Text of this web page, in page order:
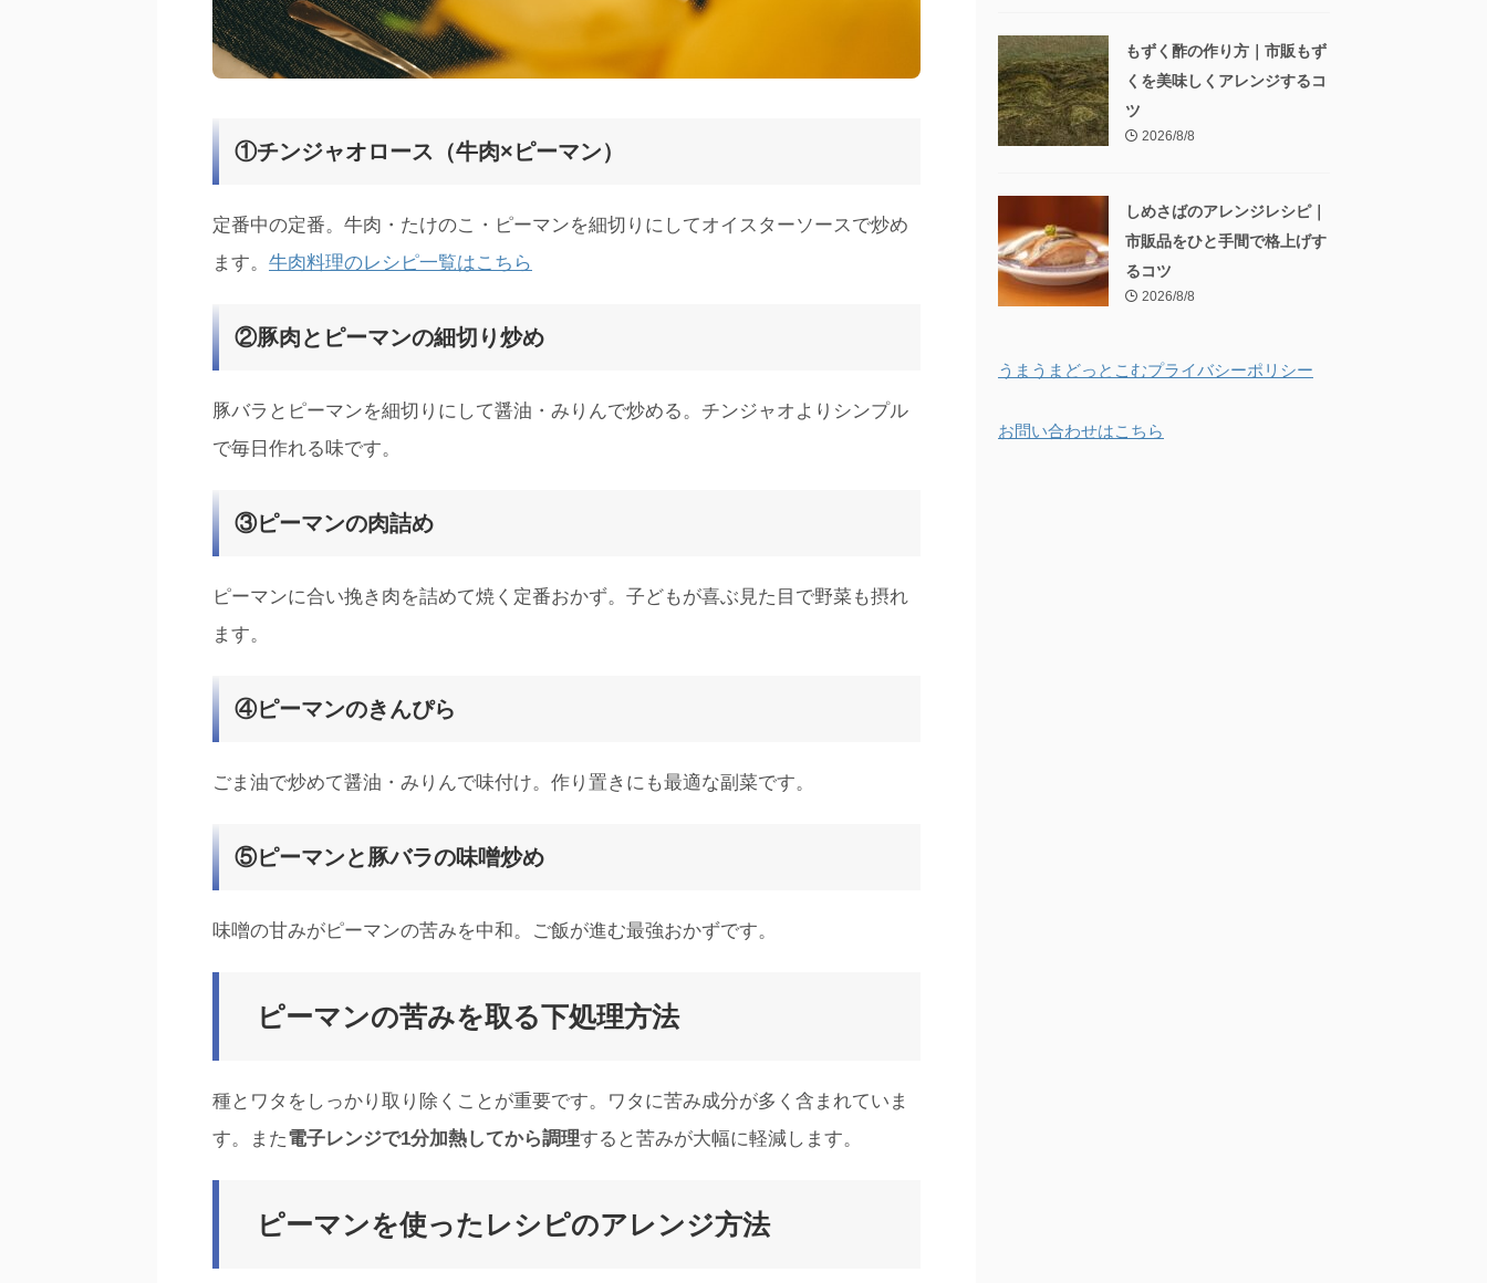
①チンジャオロース（牛肉×ピーマン）
定番中の定番。牛肉・たけのこ・ピーマンを細切りにしてオイスターソースで炒め
ます。 牛肉料理のレシピ一覧はこちら
②豚肉とピーマンの細切り炒め
豚バラとピーマンを細切りにして醤油・みりんで炒める。チンジャオよりシンプル
で毎日作れる味です。
③ピーマンの肉詰め
ピーマンに合い挽き肉を詰めて焼く定番おかず。子どもが喜ぶ見た目で野菜も摂れ
ます。
④ピーマンのきんぴら
ごま油で炒めて醤油・みりんで味付け。作り置きにも最適な副菜です。
⑤ピーマンと豚バラの味噌炒め
味噌の甘みがピーマンの苦みを中和。ご飯が進む最強おかずです。
ピーマンの苦みを取る下処理方法
種とワタをしっかり取り除くことが重要です。ワタに苦み成分が多く含まれていま
す。また電子レンジで1分加熱してから調理すると苦みが大幅に軽減します。
ピーマンを使ったレシピのアレンジ方法
もずく酢の作り方｜市販もず
くを美味しくアレンジするコ
ツ
2026/8/8
しめさばのアレンジレシピ｜
市販品をひと手間で格上げす
るコツ
2026/8/8
うまうまどっとこむプライバシーポリシー
お問い合わせはこちら